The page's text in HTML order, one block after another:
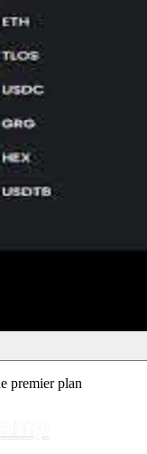
premier plan